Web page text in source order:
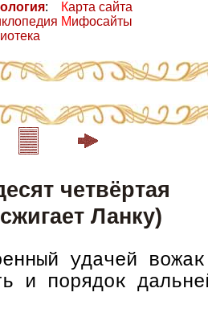
:
Карта сайта
Мифосайты
четвёртая
Ланку)
удачей
и порядок